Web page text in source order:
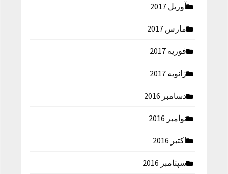
آوریل 2017
مارس 2017
فوریه 2017
ژانویه 2017
دسامبر 2016
نوامبر 2016
اکتبر 2016
سپتامبر 2016